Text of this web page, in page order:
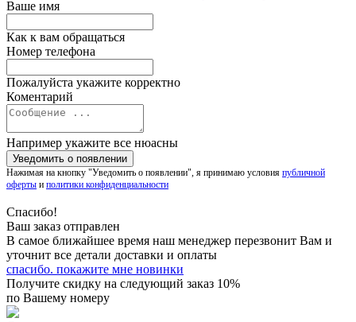
Ваше имя
Как к вам обращаться
Номер телефона
Пожалуйста укажите корректно
Коментарий
Например укажите все нюасны
Нажимая на кнопку "Уведомить о появлении", я принимаю условия публичной
оферты и политики конфиденциальности
Спасибо!
Ваш заказ отправлен
В самое ближайшее время наш менеджер перезвонит Вам и
уточнит все детали доставки и оплаты
спасибо. покажите мне новинки
Получите скидку на следующий заказ 10%
по Вашему номеру